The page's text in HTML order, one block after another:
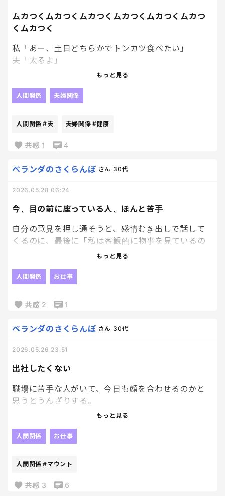
夫婦って長くなるほど、
思いやりの積み重ねが大事なんだろうなって最近すご
く思うようになった。
ムカつくムカつくムカつくムカつくムカつくムカつ
くムカつく
私「あー、土日どちらかでトンカツ食べたい」
夫「太るよ」
夫「太るよ」
私「あー、キンキンに冷えたビール飲みたい」
うぜぇ。
わ。
アイスが健康食品だとも思ってないし、ビール飲んだ
「いいねー」
とか
とか、ないんかい。
クッソムカつく。
もっと見る
人間関係 夫婦関係
人間関係 #夫 夫婦関係 #健康
共感 1 4
今、目の前に座っている人、ほんと苦手
ベランダのさくらんぼ さん 30代
2026.05.28 06:24
自分の意見を押し通そうと、感情むき出しで話して
くるのに、最後に「私は客観的に物事を見ているの
で」って話してくる人。
その自信、どっからくるんだろ。
プライドだけは高いから、手に負えない。
朝からずっと我慢してたけど、さっき限界を迎えて、
もっと見る
人間関係 お仕事
共感 2 1
出社したくない
ベランダのさくらんぼ さん 30代
2026.05.26 23:51
職場に苦手な人がいて、今日も顔を合わせるのかと
思うとうんざりする。
いつも自分はできてる、周りよりも優れてますってい
に、こっちの気持ちは全く受け入れない。
「私はこう思う！」は絶対で、こちらが少しでも違
もっと見る
人間関係 お仕事
人間関係 #マウント
共感 3 6